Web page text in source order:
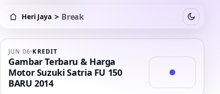
Heri Jaya > Break
Heri Jaya > Break Switch to
Break
JUN 06·KREDIT
Gambar Terbaru & Harga
Motor Suzuki Satria FU 150
BARU 2014